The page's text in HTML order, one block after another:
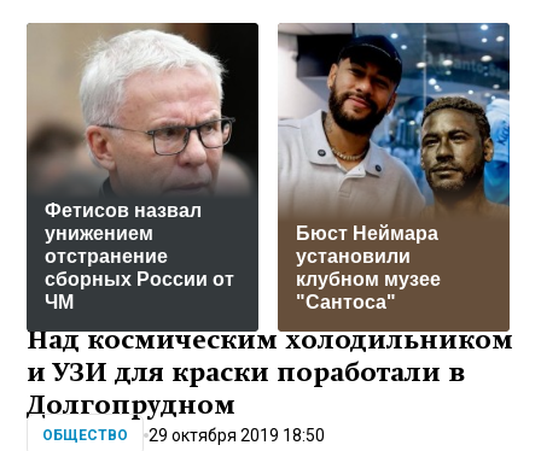
Фетисов назвал
унижением
отстранение
сборных России от
ЧМ
Бюст Неймара
установили
клубном музее
"Сантоса"
Над космическим холодильником
и УЗИ для краски поработали в
Долгопрудном
ОБЩЕСТВО 29 октября 2019 18:50